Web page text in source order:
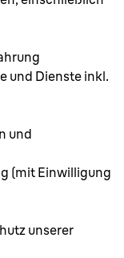
und Dienste inkl.
und
(mit Einwilligung
unserer